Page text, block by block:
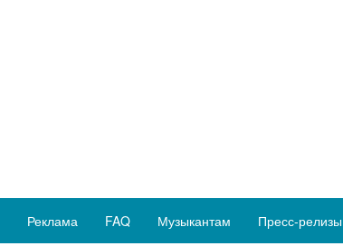
Реклама FAQ Музыкантам Пресс-релизы